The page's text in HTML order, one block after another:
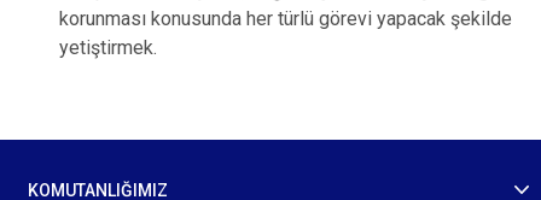
korunması konusunda her türlü görevi yapacak şekilde
yetiştirmek.
KOMUTANLIĞIMIZ